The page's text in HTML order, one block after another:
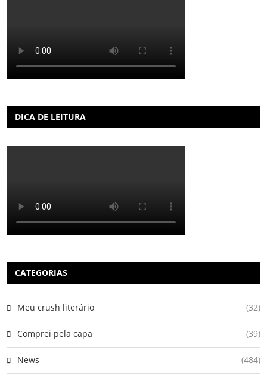
DICA DE LEITURA
CATEGORIAS
Meu crush literário (32)
Comprei pela capa (39)
News (484)